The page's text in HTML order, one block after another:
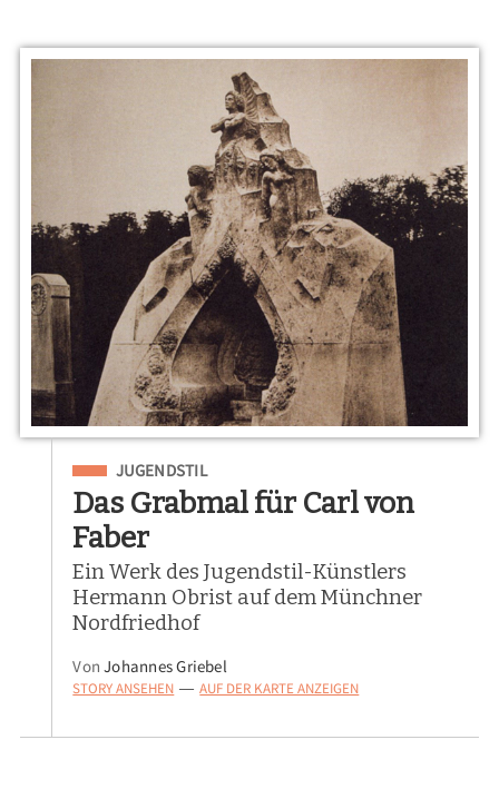
Eingeordnet unter
JUGENDSTIL
Das Grabmal für Carl von
Faber
Ein Werk des Jugendstil-Künstlers
Hermann Obrist auf dem Münchner
Nordfriedhof
VonJohannes Griebel
STORY ANSEHEN — AUF DER KARTE ANZEIGEN